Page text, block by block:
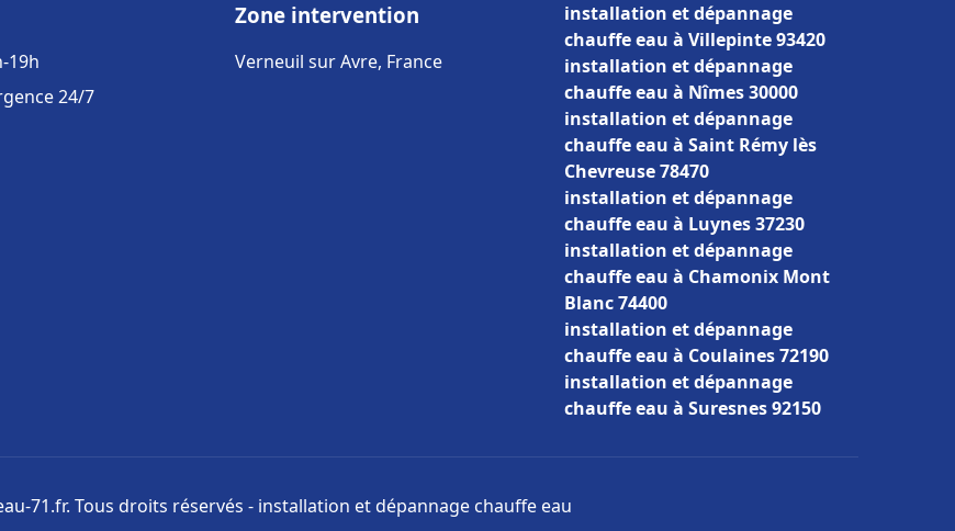
19h
24/7
Zone intervention
Verneuil sur Avre, France
installation et dépannage
chauffe eau à Villepinte 93420
installation et dépannage
chauffe eau à Nîmes 30000
installation et dépannage
chauffe eau à Saint Rémy lès
Chevreuse 78470
installation et dépannage
chauffe eau à Luynes 37230
installation et dépannage
chauffe eau à Chamonix Mont
Blanc 74400
installation et dépannage
chauffe eau à Coulaines 72190
installation et dépannage
chauffe eau à Suresnes 92150
71.fr. Tous droits réservés - installation et dépannage chauffe eau